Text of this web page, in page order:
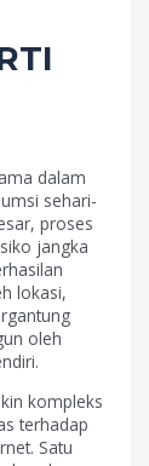
dalam
sehari-
proses
jangka
lokasi,
oleh
kompleks
terhadap
Satu